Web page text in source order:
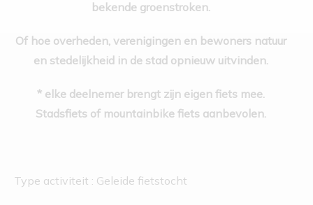
bekende groenstroken.
Of hoe overheden, verenigingen en bewoners natuur
en stedelijkheid in de stad opnieuw uitvinden.
* elke deelnemer brengt zijn eigen fiets mee.
Stadsfiets of mountainbike fiets aanbevolen.
Type activiteit : Geleide fietstocht